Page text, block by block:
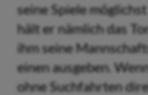
seine Spiele
hält er nämlich das
ihm seine
einen ausgeben.
ohne Suchfahrten